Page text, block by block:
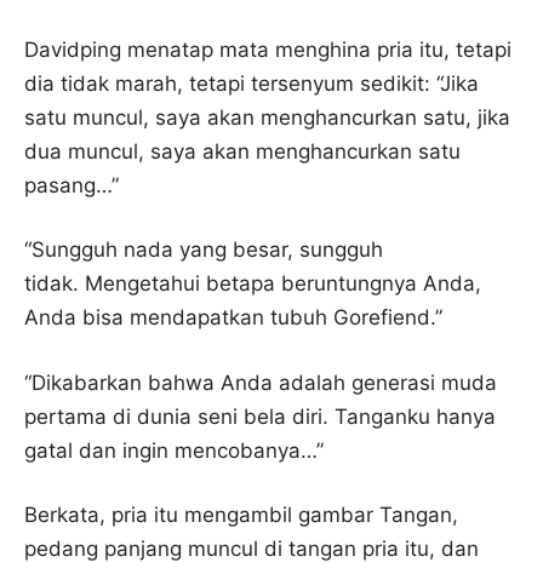
Davidping menatap mata menghina pria itu, tetapi
dia tidak marah, tetapi tersenyum sedikit: “Jika
satu muncul, saya akan menghancurkan satu, jika
dua muncul, saya akan menghancurkan satu
pasang…”
“Sungguh nada yang besar, sungguh
tidak. Mengetahui betapa beruntungnya Anda,
Anda bisa mendapatkan tubuh Gorefiend.”
“Dikabarkan bahwa Anda adalah generasi muda
pertama di dunia seni bela diri. Tanganku hanya
gatal dan ingin mencobanya…”
Berkata, pria itu mengambil gambar Tangan,
pedang panjang muncul di tangan pria itu, dan